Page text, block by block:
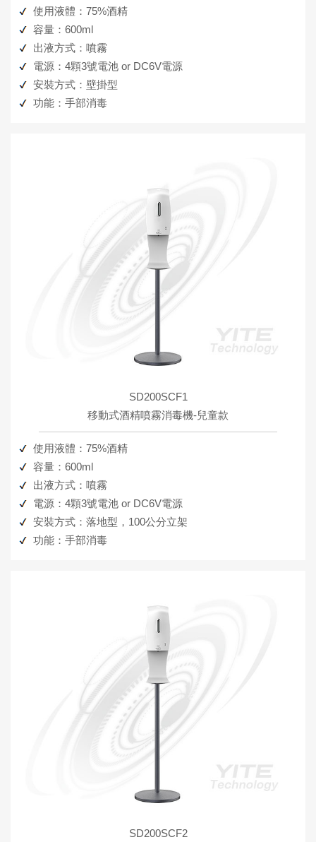
使用液體：75%酒精
容量：600ml
出液方式：噴霧
電源：4顆3號電池 or DC6V電源
安裝方式：壁掛型
功能：手部消毒
SD200SCF1
移動式酒精噴霧消毒機-兒童款
使用液體：75%酒精
容量：600ml
出液方式：噴霧
電源：4顆3號電池 or DC6V電源
安裝方式：落地型，100公分立架
功能：手部消毒
SD200SCF2